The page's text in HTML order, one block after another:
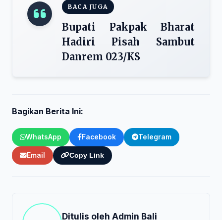
BACA JUGA
Bupati Pakpak Bharat
Hadiri Pisah Sambut
Danrem 023/KS
Bagikan Berita Ini:
WhatsApp Facebook Telegram
Email Copy Link
Ditulis oleh Admin Bali